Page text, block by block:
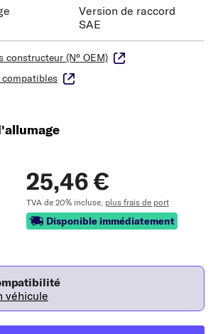
Version de raccord
SAE
constructeur (N° OEM)
compatibles
25,46 €
TVA de 20% incluse, plus frais de port
Disponible immédiatement
véhicule